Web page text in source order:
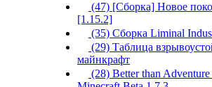
(47) [Сборка] Новое
[1.15.2]
(35) Сборка Liminal
(29) Таблица
майнкрафт
(28) Better than